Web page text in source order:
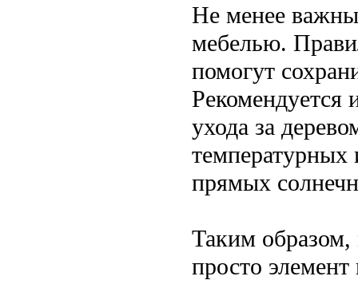
Не менее
мебелью.
помогут
Рекомендуется
ухода за
температурных
прямых
Таким образом,
просто элемент